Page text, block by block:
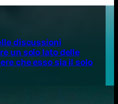
discussioni
un solo lato delle
che esso sia il solo